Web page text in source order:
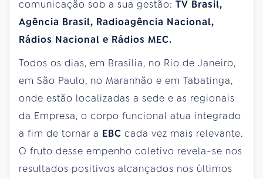
comunicação sob a sua gestão: TV Brasil,
Agência Brasil, Radioagência Nacional,
Rádios Nacional e Rádios MEC.
Todos os dias, em Brasília, no Rio de Janeiro,
em São Paulo, no Maranhão e em Tabatinga,
onde estão localizadas a sede e as regionais
da Empresa, o corpo funcional atua integrado
a fim de tornar a EBC cada vez mais relevante.
O fruto desse empenho coletivo revela-se nos
resultados positivos alcançados nos últimos